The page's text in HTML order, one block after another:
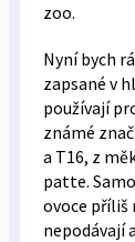
zoo.
Nyní bych
zapsané v
používají
známé
a T16, z
patte.
ovoce příliš
nepodávají